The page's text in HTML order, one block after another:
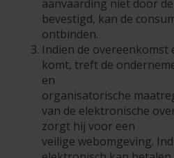
aanvaarding niet door
bevestigd, kan de
ontbinden.
Indien de
komt, treft de
en
organisatorische
van de elektronische
zorgt hij voor een
veilige webomgeving.